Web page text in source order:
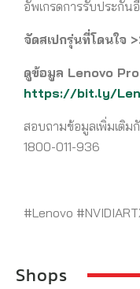
อัพเกรดการรับประกัน
จัดสเปกรุ่นที่โดนใจ
ดูข้อมูล Lenovo Pro
https://bit.ly/
สอบถามข้อมูลเพิ่มเติ
1800-011-936
#Lenovo
Shops